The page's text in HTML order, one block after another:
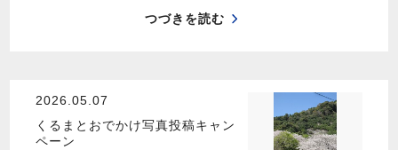
つづきを読む
2026.05.07
くるまとおでかけ写真投稿キャン
ペーン